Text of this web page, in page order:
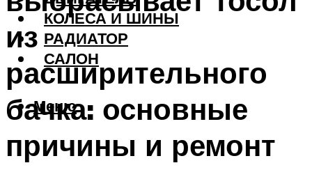
КОЛЕСА И ШИНЫ
РАДИАТОР
САЛОН
Меню
из
расширительного
бачка: основные
причины и ремонт